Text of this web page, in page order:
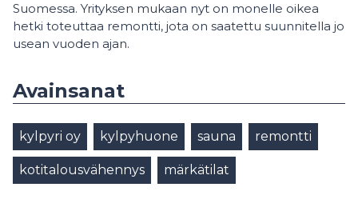
Suomessa. Yrityksen mukaan nyt on monelle oikea
hetki toteuttaa remontti, jota on saatettu suunnitella jo
usean vuoden ajan.
Avainsanat
kylpyri oy kylpyhuone sauna remontti
kotitalousvähennys märkätilat